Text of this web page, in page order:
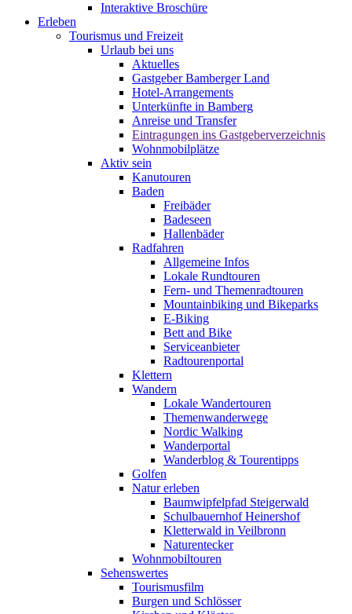
Interaktive Broschüre
Erleben
Tourismus und Freizeit
Urlaub bei uns
Aktuelles
Gastgeber Bamberger Land
Hotel-Arrangements
Unterkünfte in Bamberg
Anreise und Transfer
Eintragungen ins Gastgeberverzeichnis
Wohnmobilplätze
Aktiv sein
Kanutouren
Baden
Freibäder
Badeseen
Hallenbäder
Radfahren
Allgemeine Infos
Lokale Rundtouren
Fern- und Themenradtouren
Mountainbiking und Bikeparks
E-Biking
Bett and Bike
Serviceanbieter
Radtourenportal
Klettern
Wandern
Lokale Wandertouren
Themenwanderwege
Nordic Walking
Wanderportal
Wanderblog & Tourentipps
Golfen
Natur erleben
Baumwipfelpfad Steigerwald
Schulbauernhof Heinershof
Kletterwald in Veilbronn
Naturentecker
Wohnmobiltouren
Sehenswertes
Tourismusfilm
Burgen und Schlösser